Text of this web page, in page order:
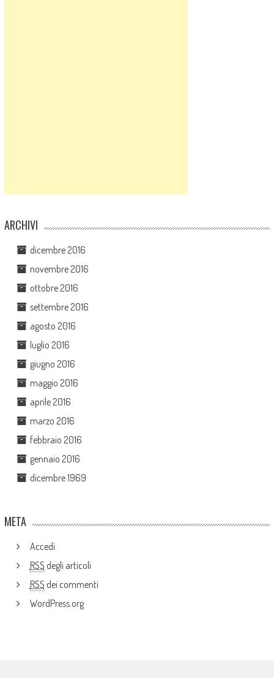
ARCHIVI
dicembre 2016
novembre 2016
ottobre 2016
settembre 2016
agosto 2016
luglio 2016
giugno 2016
maggio 2016
aprile 2016
marzo 2016
febbraio 2016
gennaio 2016
dicembre 1969
META
Accedi
RSS degli articoli
RSS dei commenti
WordPress.org